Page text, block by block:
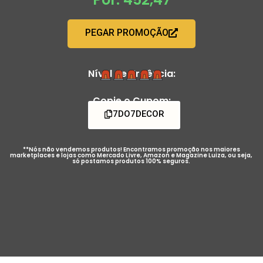
PEGAR PROMOÇÃO
Nível de Urgência:
Copie o Cupom:
7DO7DECOR
**Nós não vendemos produtos! Encontramos promoção nos maiores
marketplaces e lojas como Mercado Livre, Amazon e Magazine Luiza, ou seja,
só postamos produtos 100% seguros.